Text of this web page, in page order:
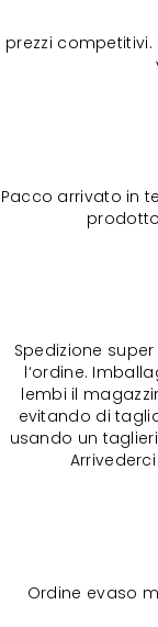
prezzi
Pacco arrivato in
Spedizione
l‘ordine.
lembi il
evitando di
usando un
Ordine evaso